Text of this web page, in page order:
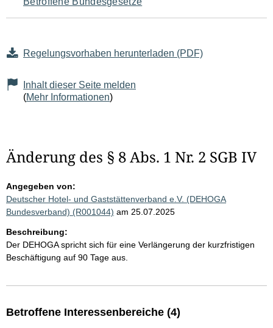
Seiteninhalt
Regelungsvorhaben herunterladen (PDF)
Inhalt dieser Seite melden
(Mehr Informationen)
Änderung des § 8 Abs. 1 Nr. 2 SGB IV
Angegeben von:
Deutscher Hotel- und Gaststättenverband e.V. (DEHOGA
Bundesverband) (R001044) am 25.07.2025
Beschreibung:
Der DEHOGA spricht sich für eine Verlängerung der kurzfristigen
Beschäftigung auf 90 Tage aus.
Betroffene Interessenbereiche (4)